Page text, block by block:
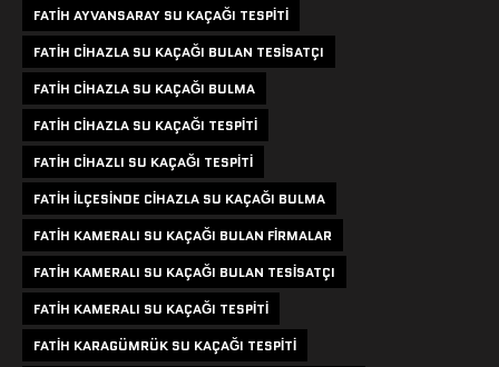
FATIH AYVANSARAY SU KAÇAĞI TESPITI
FATIH CIHAZLA SU KAÇAĞI BULAN TESISATÇI
FATIH CIHAZLA SU KAÇAĞI BULMA
FATIH CIHAZLA SU KAÇAĞI TESPITI
FATIH CIHAZLI SU KAÇAĞI TESPITI
FATIH ILÇESINDE CIHAZLA SU KAÇAĞI BULMA
FATIH KAMERALI SU KAÇAĞI BULAN FIRMALAR
FATIH KAMERALI SU KAÇAĞI BULAN TESISATÇI
FATIH KAMERALI SU KAÇAĞI TESPITI
FATIH KARAGÜMRÜK SU KAÇAĞI TESPITI